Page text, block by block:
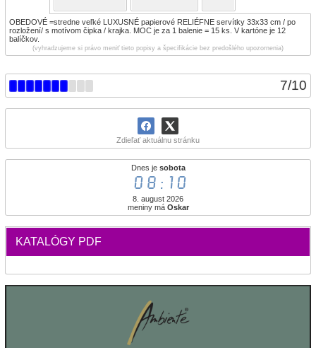
7/10
Zdieľať aktuálnu stránku
Dnes je sobota
08:10
8. august 2026
meniny má Oskar
KATALÓGY PDF
OBEDOVÉ =stredne veľké LUXUSNÉ papierové RELIÉFNE servítky 33x33 cm / po
rozložení/ s motívom čipka / krajka. MOC je za 1 balenie = 15 ks. V kartóne je 12
balíčkov.
(vyhradzujeme si právo meniť tieto popisy a špecifikácie bez predošlého upozornenia)